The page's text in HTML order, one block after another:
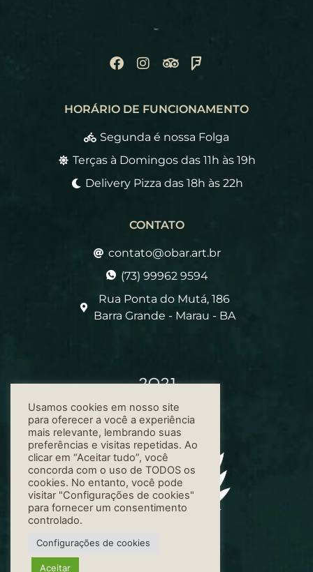
HORÁRIO DE FUNCIONAMENTO
Segunda é nossa Folga
Terças à Domingos das 11h às 19h
Delivery Pizza das 18h às 22h
CONTATO
contato@obar.art.br
(73) 99962 9594
Rua Ponta do Mutá, 186
Barra Grande - Marau - BA
Usamos cookies em nosso site
para oferecer a você a experiência
mais relevante, lembrando suas
preferências e visitas repetidas. Ao
clicar em “Aceitar tudo”, você
concorda com o uso de TODOS os
cookies. No entanto, você pode
visitar "Configurações de cookies"
para fornecer um consentimento
controlado.
Configurações de cookies
Aceitar